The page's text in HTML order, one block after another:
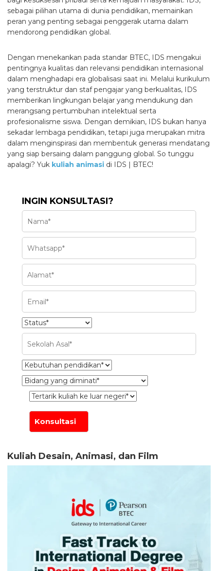
sebagai pilihan utama di dunia pendidikan, memainkan
peran yang penting sebagai penggerak utama dalam
mendorong pendidikan global.
Dengan menekankan pada standar BTEC, IDS mengakui
pentingnya kualitas dan relevansi pendidikan internasional
dalam menghadapi era globalisasi saat ini. Melalui kurikulum
yang terstruktur dan staf pengajar yang berkualitas, IDS
memberikan lingkungan belajar yang mendukung dan
merangsang pertumbuhan intelektual serta
profesionalisme siswa. Dengan demikian, IDS bukan hanya
sekadar lembaga pendidikan, tetapi juga merupakan mitra
dalam menginspirasi dan membentuk generasi mendatang
yang siap bersaing dalam panggung global. So tunggu
apalagi? Yuk kuliah animasi di IDS | BTEC!
INGIN KONSULTASI?
Kuliah Desain, Animasi, dan Film